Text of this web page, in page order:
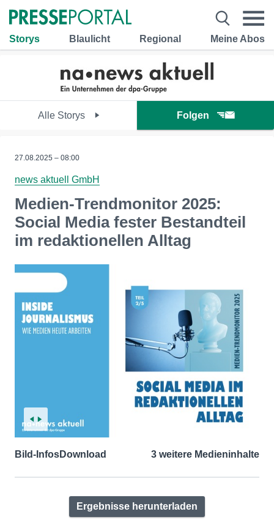
Storys Blaulicht Regional Meine Abos
Alle Storys Folgen
27.08.2025 – 08:00
news aktuell GmbH
Medien-Trendmonitor 2025:
Social Media fester Bestandteil
im redaktionellen Alltag
Bild-InfosDownload 3 weitere Medieninhalte
Ergebnisse herunterladen